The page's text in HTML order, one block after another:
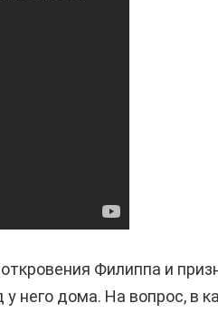
Филиппа и
него дома. На вопрос, в